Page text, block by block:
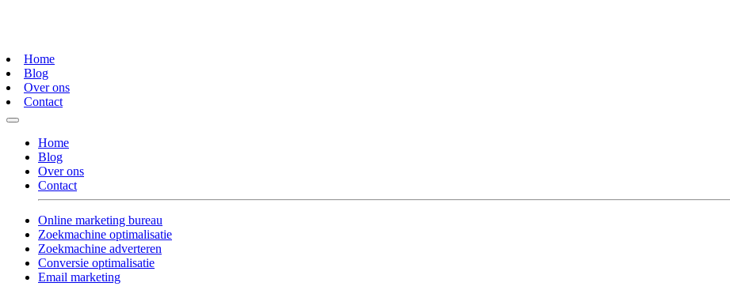
Home
Blog
Over ons
Contact
Home
Blog
Over ons
Contact
Online marketing bureau
Zoekmachine optimalisatie
Zoekmachine adverteren
Conversie optimalisatie
Email marketing